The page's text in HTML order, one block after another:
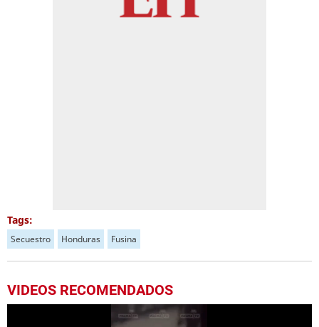
Tags:
Secuestro Honduras Fusina
VIDEOS RECOMENDADOS